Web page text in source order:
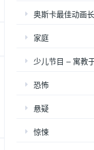
奥斯卡最佳动画
家庭
少儿节目 – 寓教
恐怖
悬疑
惊悚